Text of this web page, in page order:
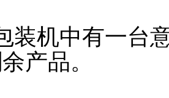
装机中有一台
产品。